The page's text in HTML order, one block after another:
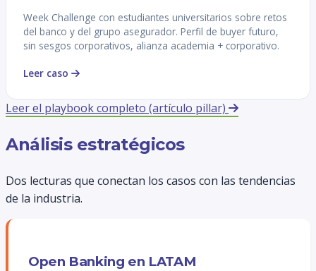
Week Challenge con estudiantes universitarios sobre retos
del banco y del grupo asegurador. Perfil de buyer futuro,
sin sesgos corporativos, alianza academia + corporativo.
Leer caso
Leer el playbook completo (artículo pillar)
Análisis estratégicos
Dos lecturas que conectan los casos con las tendencias
de la industria.
Open Banking en LATAM